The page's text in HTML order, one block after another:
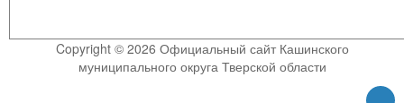
Copyright © 2026 Официальный сайт Кашинского
муниципального округа Тверской области